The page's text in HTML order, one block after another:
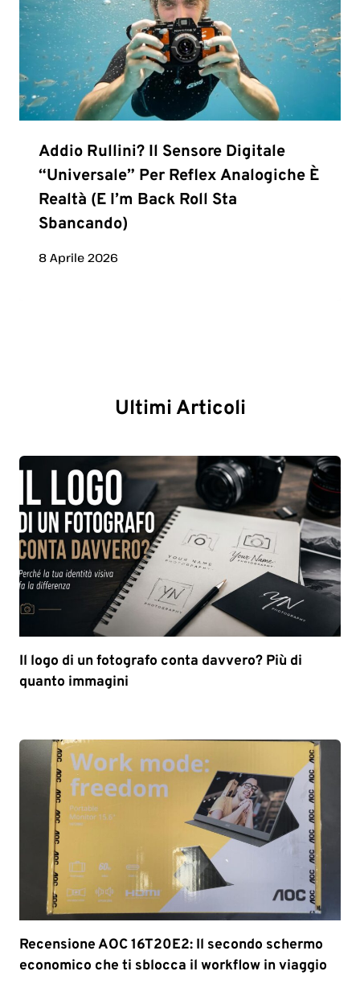
Addio Rullini? Il Sensore Digitale
“universale” Per Reflex Analogiche È
Realtà (e I’m Back Roll Sta
Sbancando)
8 Aprile 2026
Ultimi Articoli
Il logo di un fotografo conta davvero? Più di
quanto immagini
Recensione AOC 16T20E2: Il secondo schermo
economico che ti sblocca il workflow in viaggio